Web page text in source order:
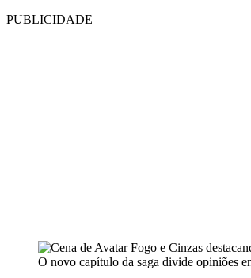
PUBLICIDADE
O novo capítulo da saga divide opiniões